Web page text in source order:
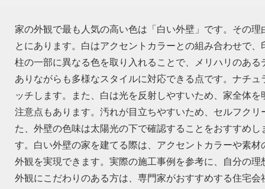
家の外観で最も人気の高い色は「白い外壁」です。その
とにあります。白はアクセントカラーとの組み合わせで
柱の一部に異なる色を取り入れることで、メリハリのあ
ありながらも多様なスタイルに対応できる点です。ナチ
ッチします。また、白は光を反射しやすいため、家全体
注意点もあります。汚れが目立ちやすいため、セルフク
た、外壁の色味は太陽光の下で確認することをおすすめ
す。白い外壁の家を建てる際は、アクセントカラーや素
外観を実現できます。実際の施工事例を参考に、自分の
外観にこだわりのある方は、専門家がおすすめする住宅